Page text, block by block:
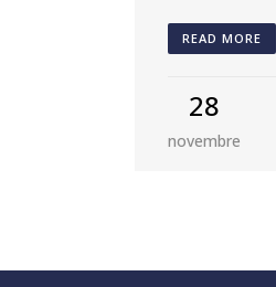
READ MORE
28
novembre